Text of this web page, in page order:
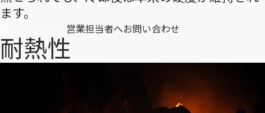
ます。
営業担当者へお問い合わせ
耐熱性